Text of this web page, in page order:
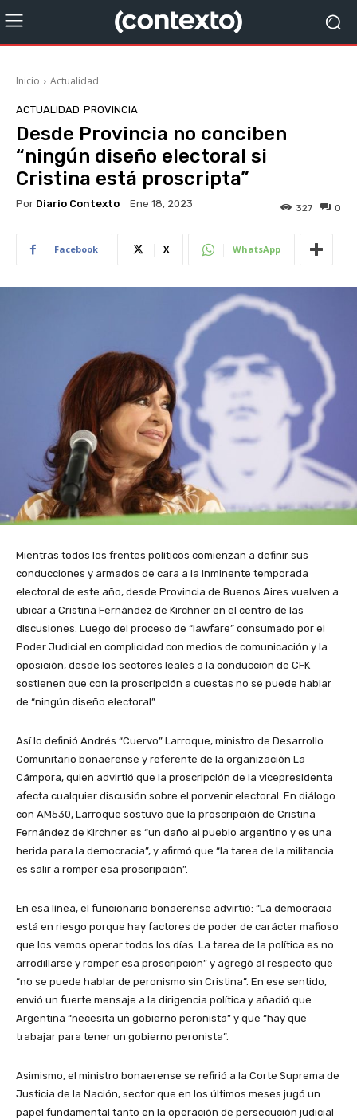
Inicio Actualidad
ACTUALIDAD PROVINCIA
Desde Provincia no conciben
“ningún diseño electoral si
Cristina está proscripta”
Por Diario Contexto Ene 18, 2023 0
327
Facebook X WhatsApp
Mientras todos los frentes políticos comienzan a definir sus
conducciones y armados de cara a la inminente temporada
electoral de este año, desde Provincia de Buenos Aires vuelven a
ubicar a Cristina Fernández de Kirchner en el centro de las
discusiones. Luego del proceso de “lawfare” consumado por el
Poder Judicial en complicidad con medios de comunicación y la
oposición, desde los sectores leales a la conducción de CFK
sostienen que con la proscripción a cuestas no se puede hablar
de “ningún diseño electoral”.
Así lo definió Andrés “Cuervo” Larroque, ministro de Desarrollo
Comunitario bonaerense y referente de la organización La
Cámpora, quien advirtió que la proscripción de la vicepresidenta
afecta cualquier discusión sobre el porvenir electoral. En diálogo
con AM530, Larroque sostuvo que la proscripción de Cristina
Fernández de Kirchner es “un daño al pueblo argentino y es una
herida para la democracia”, y afirmó que “la tarea de la militancia
es salir a romper esa proscripción”.
En esa línea, el funcionario bonaerense advirtió: “La democracia
está en riesgo porque hay factores de poder de carácter mafioso
que los vemos operar todos los días. La tarea de la política es no
arrodillarse y romper esa proscripción” y agregó al respecto que
“no se puede hablar de peronismo sin Cristina”. En ese sentido,
envió un fuerte mensaje a la dirigencia política y añadió que
Argentina “necesita un gobierno peronista” y que “hay que
trabajar para tener un gobierno peronista”.
Asimismo, el ministro bonaerense se refirió a la Corte Suprema de
Justicia de la Nación, sector que en los últimos meses jugó un
papel fundamental tanto en la operación de persecución judicial